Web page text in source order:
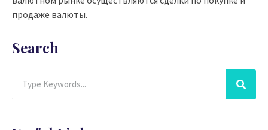
продаже валюты.
Search